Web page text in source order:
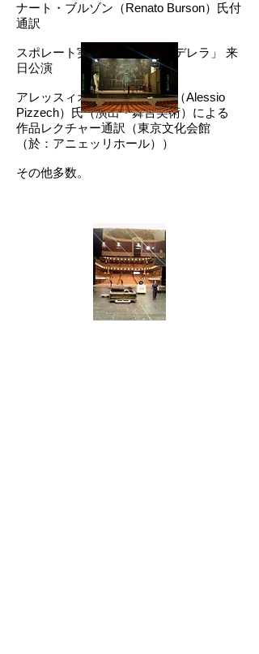
ナート・ブルゾン（Renato Burson）氏付
通訳
スポレート実験歌劇場「シンデレラ」 来
日公演
アレッスィオ・ピッツェック（Alessio
Pizzech）氏（演出・舞台美術）による
作品レクチャー通訳（東京文化会館
（於：アニェッリホール））
その他多数。